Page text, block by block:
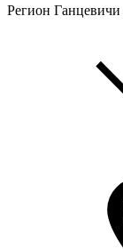
Регион Ганцевичи